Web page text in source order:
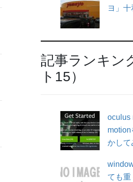
ヨ」
記事ランキン
ト15）
oculus
かして
ても重